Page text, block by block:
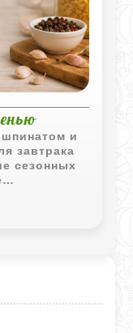
и
завтрака
сезонных